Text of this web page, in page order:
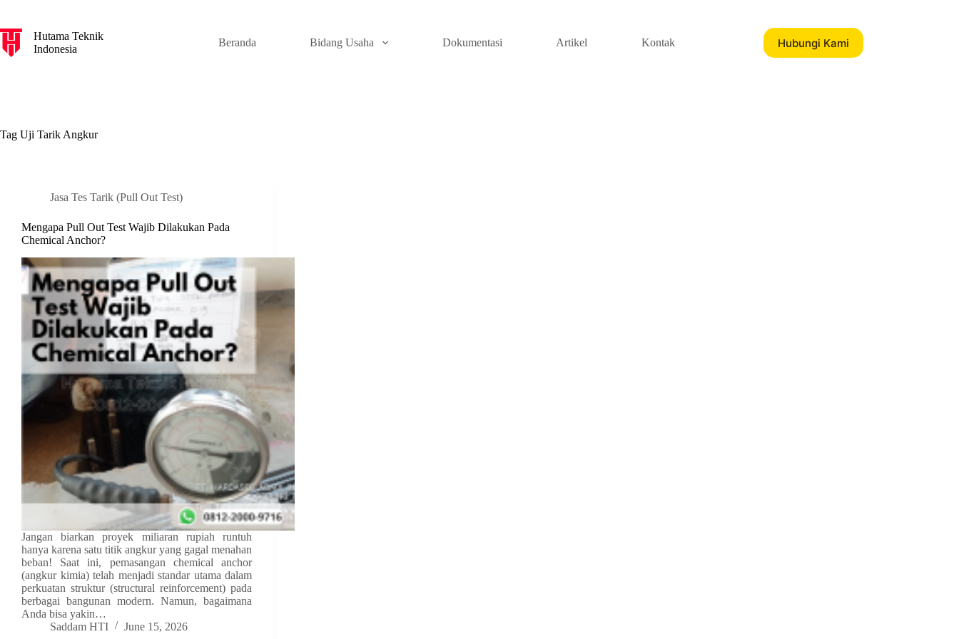
k
i
p
e
Hutama Teknik
Indonesia
Beranda Bidang Usaha Dokumentasi Artikel Kontak Hubungi Kami
Tag Uji Tarik Angkur
Jasa Tes Tarik (Pull Out Test)
Mengapa Pull Out Test Wajib Dilakukan Pada
Chemical Anchor?
Jangan biarkan proyek miliaran rupiah runtuh
hanya karena satu titik angkur yang gagal menahan
beban! Saat ini, pemasangan chemical anchor
(angkur kimia) telah menjadi standar utama dalam
perkuatan struktur (structural reinforcement) pada
berbagai bangunan modern. Namun, bagaimana
Anda bisa yakin…
Saddam HTI
June 15, 2026